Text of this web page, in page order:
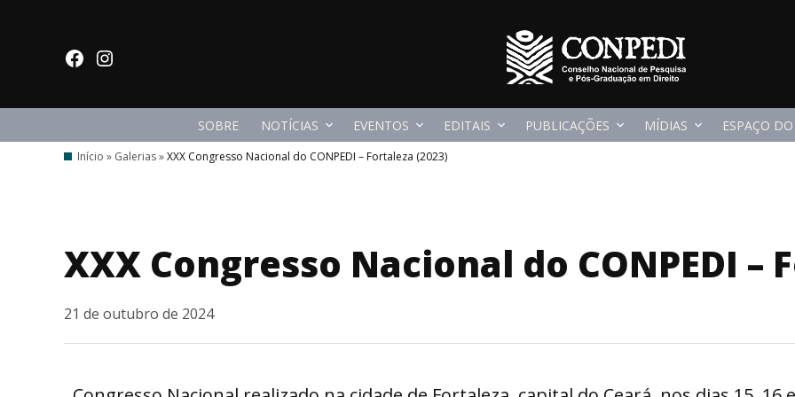
facebookInstagram
SOBRE NOTÍCIAS EVENTOS EDITAIS PUBLICAÇÕES MÍDIAS ESPAÇO
Início » Galerias»XXX Congresso Nacional do CONPEDI – Fortaleza (2023)
XXX Congresso Nacional do CONPEDI –
21 de outubro de 2024